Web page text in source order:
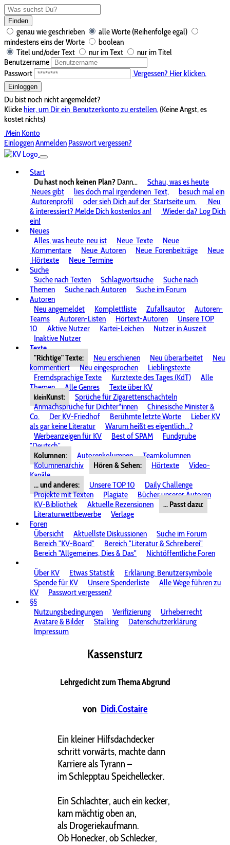
Finden
genau wie geschrieben
alle Worte (Reihenfolge egal)
mindestens eins der Worte
boolean
Titel und/oder Text
nur im Text
nur im Titel
Benutzername
Passwort
Vergessen? Hier klicken.
Einloggen
Du bist noch nicht angemeldet?
Klickehier, um Dir ein Benutzerkonto zu erstellen. (Keine Angst, es
kostet nichts)
Mein Konto
EinloggenAnmelden Passwort vergessen?
Start
Du hast noch keinen Plan? Dann...
Schau, was es heute
Neues gibt
lies doch mal irgendeinen Text,
besuch mal ein
Autorenprofil
oder sieh Dich auf der Startseite um.
Neu
& interessiert? Melde Dich kostenlos an!
Wieder da? Log Dich
ein!
Neues
Alles, was heute neu ist Neue Texte
Neue
Kommentare
Neue Autoren Neue Forenbeiträge
Neue
Hörtexte
Neue Termine
Suche
Suche nach Texten
Schlagwortsuche
Suche nach
Themen
Suche nach Autoren
Suche im Forum
Autoren
Neu angemeldet
Komplettliste Zufallsautor
Autoren-
Teams
Autoren-Listen Hörtext-Autoren
Unsere TOP
10
Aktive Nutzer Kartei-Leichen
Nutzer in Auszeit
Inaktive Nutzer
Texte
"Richtige" Texte:
Neu erschienen Neu überarbeitet
Neu
kommentiert
Neu eingesprochen
Lieblingstexte
Fremdsprachige Texte
Kurztexte des Tages (KdT)
Alle
Themen
Alle Genres Texte über KV
kleinKunst:
Sprüche für Zigarettenschachteln
Anmachsprüche für Dichter*innen
Chinesische Minister &
Co.
Der KV-Friedhof Berühmte letzte Worte
Lieber KV
als gar keine Literatur
Warum heißt es eigentlich...?
Werbeanzeigen für KV
Best of SPAM
Fundgrube
"Deutsch"
Kolumnen:
Autorenkolumnen
Teamkolumnen
Kolumnenarchiv
Hören & Sehen: Hörtexte
Video-
Kanäle
... und anderes:
Unsere TOP 10
Daily Challenge
Projekte mit Texten
Plagiate
Bücher unserer Autoren
KV-Bibliothek
Aktuelle Rezensionen
... Passt dazu:
Literaturwettbewerbe
Verlage
Foren
Übersicht
Aktuellste Diskussionen
Suche im Forum
Bereich "KV-Board"
Bereich "Literatur & Schreiberei"
Bereich "Allgemeines, Dies & Das"
Nichtöffentliche Foren
Über KV
Etwas Statistik
Erklärung: Benutzersymbole
Spende für KV
Unsere Spenderliste
Alle Wege führen zu
KV
Passwort vergessen?
§§
Nutzungsbedingungen
Verifizierung
Urheberrecht
Avatare & Bilder
Stalking
Datenschutzerklärung
Impressum
Kassensturz
Lehrgedicht zum Thema Abgrund
von Didi.Costaire
Ein kleiner Hilfsdachdecker
schritt vorwärts, machte dann
Karriere als Tyrann –
im Schlepptau Speichellecker.
Ein Schlachter, auch ein kecker,
kam mächtig oben an,
als Drogeriekaufmann.
Ob Honecker, ob Schlecker,